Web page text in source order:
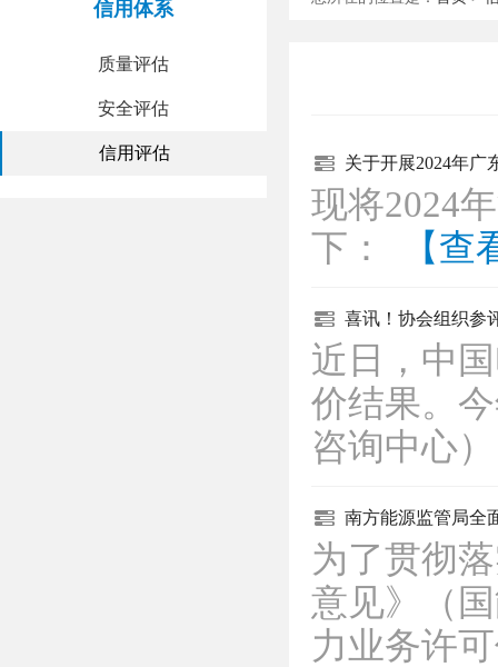
信用体系
质量评估
安全评估
信用评估
关于开展2024年广
现将2024
下：
【查
喜讯！协会组织参
近日，中
价结果。
咨询中心
南方能源监管局全
为了贯彻
意见》（
力业务许